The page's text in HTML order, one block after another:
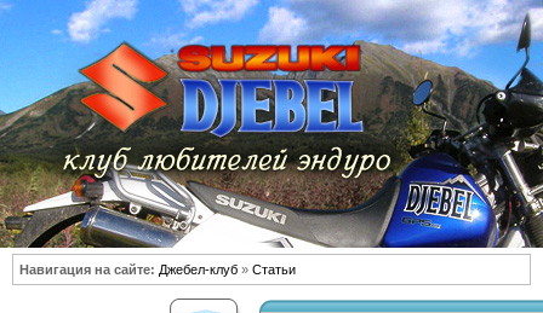
Навигация на сайте: Джебел-клуб » Статьи